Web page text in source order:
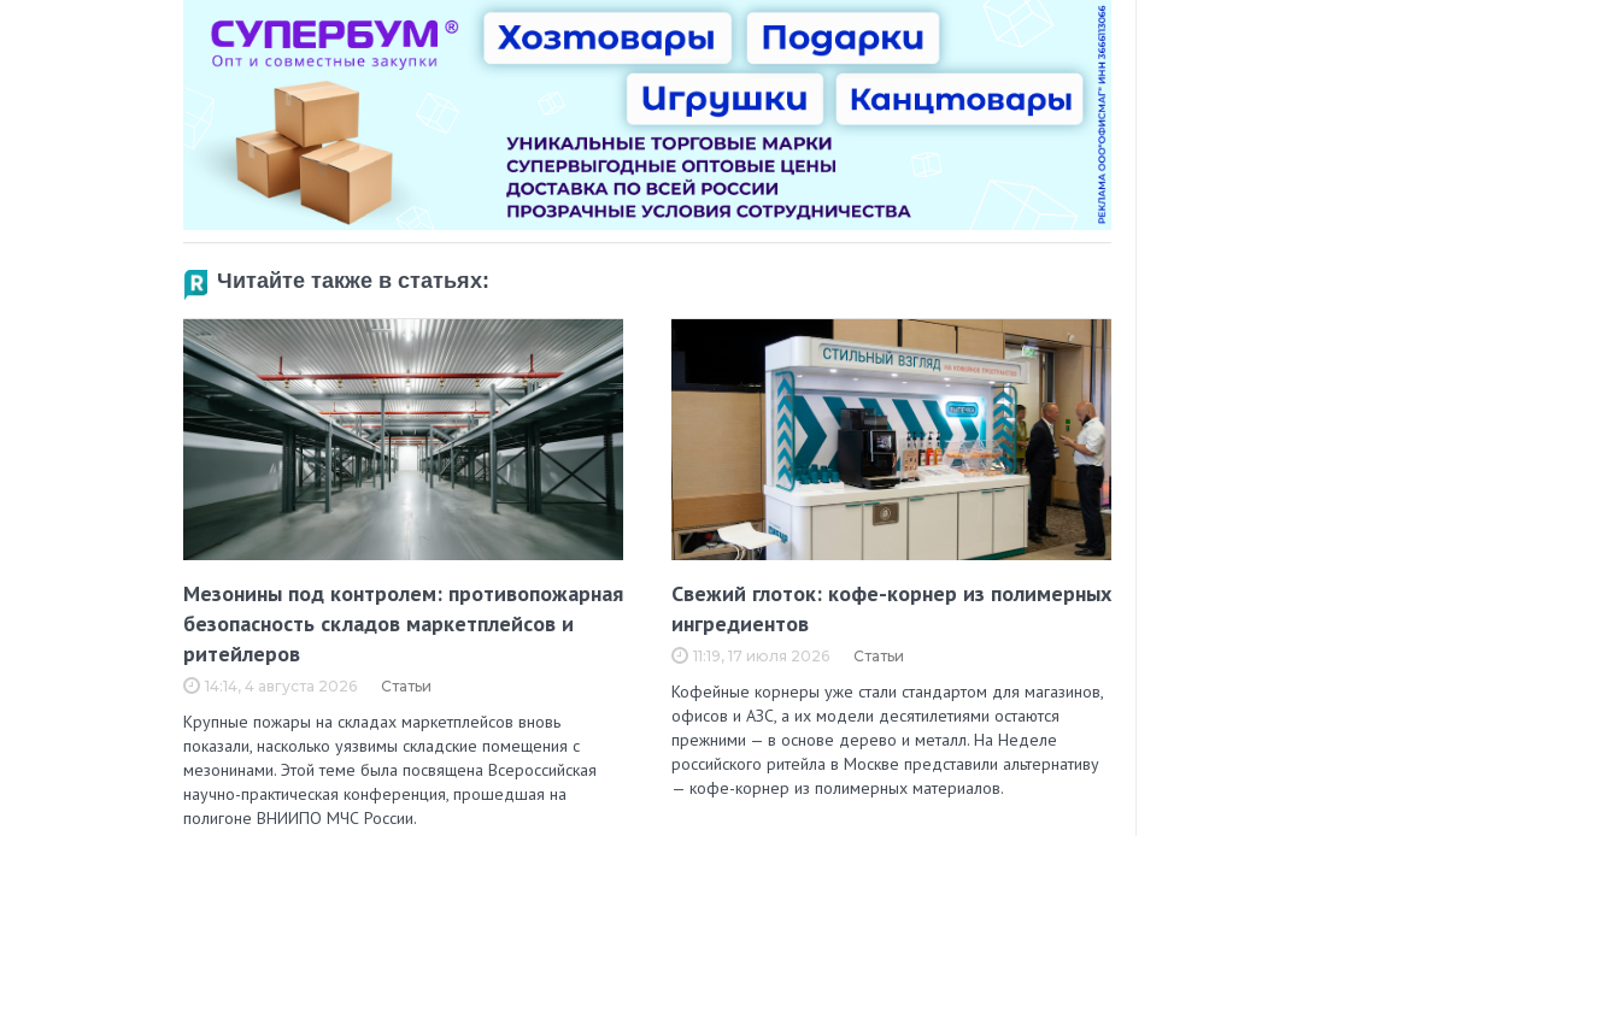
Читайте также в статьях:
Мезонины под контролем: противопожарная
безопасность складов маркетплейсов и
ритейлеров
14:14, 4 августа 2026 Статьи
Крупные пожары на складах маркетплейсов вновь
показали, насколько уязвимы складские помещения с
мезонинами. Этой теме была посвящена Всероссийская
научно-практическая конференция, прошедшая на
полигоне ВНИИПО МЧС России.
Свежий глоток: кофе-корнер из полимерных
ингредиентов
11:19, 17 июля 2026 Статьи
Кофейные корнеры уже стали стандартом для магазинов,
офисов и АЗС, а их модели десятилетиями остаются
прежними — в основе дерево и металл. На Неделе
российского ритейла в Москве представили альтернативу
— кофе-корнер из полимерных материалов.